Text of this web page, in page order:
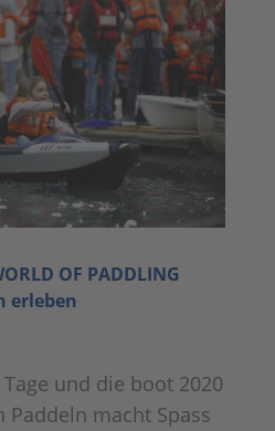
OF PADDLING
erleben
und die boot 2020
macht Spass